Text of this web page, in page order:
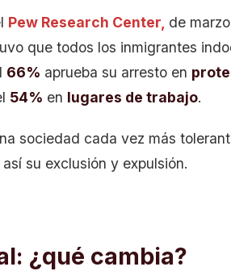
Pew Research Center, de
que todos los inmigrantes
66% aprueba su arresto en
54% en lugares de trabajo.
sociedad cada vez más
su exclusión y expulsión.
¿qué cambia?